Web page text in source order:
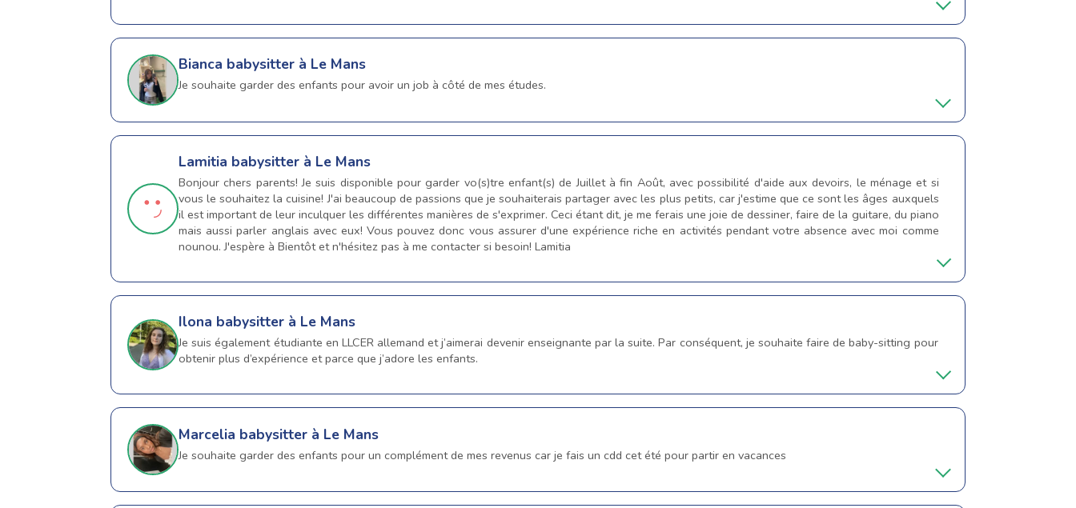
Bianca babysitter à Le Mans
Je souhaite garder des enfants pour avoir un job à côté de mes études.
Lamitia babysitter à Le Mans
Bonjour chers parents! Je suis disponible pour garder vo(s)tre enfant(s) de Juillet à fin Août, avec possibilité d'aide aux devoirs, le ménage et si
vous le souhaitez la cuisine! J'ai beaucoup de passions que je souhaiterais partager avec les plus petits, car j'estime que ce sont les âges auxquels
il est important de leur inculquer les différentes manières de s'exprimer. Ceci étant dit, je me ferais une joie de dessiner, faire de la guitare, du piano
mais aussi parler anglais avec eux! Vous pouvez donc vous assurer d'une expérience riche en activités pendant votre absence avec moi comme
nounou. J'espère à Bientôt et n'hésitez pas à me contacter si besoin! Lamitia
Ilona babysitter à Le Mans
Je suis également étudiante en LLCER allemand et j’aimerai devenir enseignante par la suite. Par conséquent, je souhaite faire de baby-sitting pour
obtenir plus d’expérience et parce que j’adore les enfants.
Marcelia babysitter à Le Mans
Je souhaite garder des enfants pour un complément de mes revenus car je fais un cdd cet été pour partir en vacances